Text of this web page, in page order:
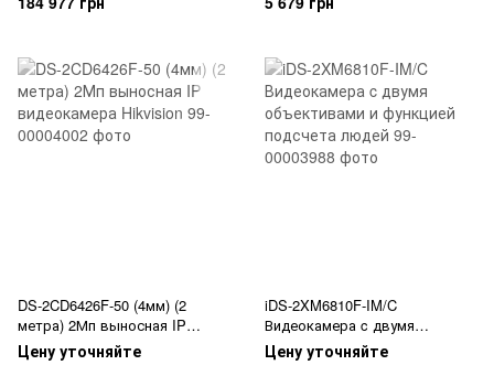
DS-2CD6426F-50 (4мм) (2
метра) 2Мп выносная IP
видеокамера Hikvision
Цену уточняйте
iDS-2XM6810F-IM/C
Видеокамера c двумя
объективами и функцией
Цену уточняйте